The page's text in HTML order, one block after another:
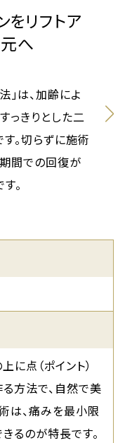
リフトア
へ
は、加齢によ
っきりとした二
。切らずに施術
間での回復が
。
点（ポイント）
方法で、自然で美
は、痛みを最小限
るのが特長です。